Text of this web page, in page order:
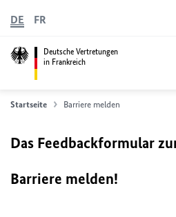
Deutsche Vertretungen
in Frankreich
DE FR
Startseite Barriere melden
Das Feedbackformular
Barriere melden!